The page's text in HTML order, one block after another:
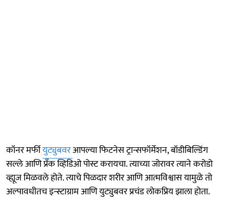
कॉनर मर्फीयुट्युबवरआपल्या फिटनेस ट्रान्सफॉर्मेशन, बॉडीबिल्डिंग
सल्ले आणि प्रँक व्हिडिओ पोस्ट करायचा. त्याच्या जोरावर त्याने करोडो
व्ह्यूज मिळवले होते. त्याचे पिळदार शरीर आणि आत्मविश्वास यामुळे तो
अल्पावधीतच इन्स्टाग्राम आणि युट्युबवर प्रचंड लोकप्रिय झाला होता.